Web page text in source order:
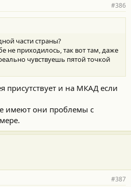
#386
части страны?
не приходилось, так вот там, даже
чувствуешь пятой точкой
присутствует и на МКАД если
имеют они проблемы с
#387